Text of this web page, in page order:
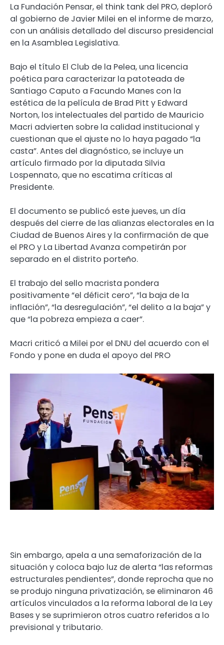
La Fundación Pensar, el think tank del PRO, deploró
al gobierno de Javier Milei en el informe de marzo,
con un análisis detallado del discurso presidencial
en la Asamblea Legislativa.
Bajo el título El Club de la Pelea, una licencia
poética para caracterizar la patoteada de
Santiago Caputo a Facundo Manes con la
estética de la película de Brad Pitt y Edward
Norton, los intelectuales del partido de Mauricio
Macri advierten sobre la calidad institucional y
cuestionan que el ajuste no lo haya pagado “la
casta”. Antes del diagnóstico, se incluye un
artículo firmado por la diputada Silvia
Lospennato, que no escatima críticas al
Presidente.
El documento se publicó este jueves, un día
después del cierre de las alianzas electorales en la
Ciudad de Buenos Aires y la confirmación de que
el PRO y La Libertad Avanza competirán por
separado en el distrito porteño.
El trabajo del sello macrista pondera
positivamente “el déficit cero”, “la baja de la
inflación”, “la desregulación”, “el delito a la baja” y
que “la pobreza empieza a caer”.
Macri criticó a Milei por el DNU del acuerdo con el
Fondo y pone en duda el apoyo del PRO
Sin embargo, apela a una semaforización de la
situación y coloca bajo luz de alerta “las reformas
estructurales pendientes”, donde reprocha que no
se produjo ninguna privatización, se eliminaron 46
artículos vinculados a la reforma laboral de la Ley
Bases y se suprimieron otros cuatro referidos a lo
previsional y tributario.